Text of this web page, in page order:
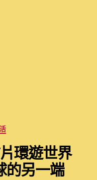
環遊世界
的另一端